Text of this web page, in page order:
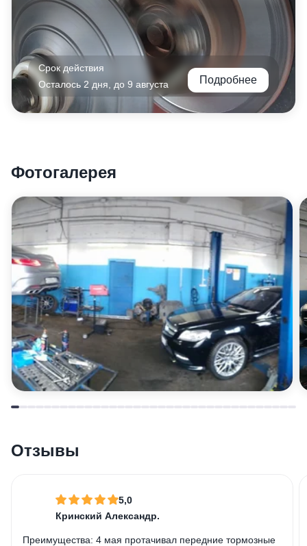
Срок действия
Осталось 2 дня, до 9 августа
Подробнее
Фотогалерея
Отзывы
5,0
Кринский Александр.
Преимущества: 4 мая протачивал передние тормозные